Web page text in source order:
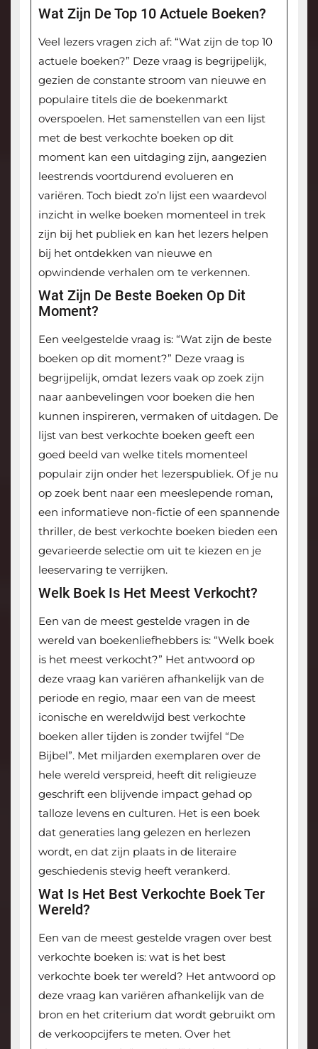
Wat Zijn De Top 10 Actuele Boeken?
Veel lezers vragen zich af: “Wat zijn de top 10
actuele boeken?” Deze vraag is begrijpelijk,
gezien de constante stroom van nieuwe en
populaire titels die de boekenmarkt
overspoelen. Het samenstellen van een lijst
met de best verkochte boeken op dit
moment kan een uitdaging zijn, aangezien
leestrends voortdurend evolueren en
variëren. Toch biedt zo’n lijst een waardevol
inzicht in welke boeken momenteel in trek
zijn bij het publiek en kan het lezers helpen
bij het ontdekken van nieuwe en
opwindende verhalen om te verkennen.
Wat Zijn De Beste Boeken Op Dit
Moment?
Een veelgestelde vraag is: “Wat zijn de beste
boeken op dit moment?” Deze vraag is
begrijpelijk, omdat lezers vaak op zoek zijn
naar aanbevelingen voor boeken die hen
kunnen inspireren, vermaken of uitdagen. De
lijst van best verkochte boeken geeft een
goed beeld van welke titels momenteel
populair zijn onder het lezerspubliek. Of je nu
op zoek bent naar een meeslepende roman,
een informatieve non-fictie of een spannende
thriller, de best verkochte boeken bieden een
gevarieerde selectie om uit te kiezen en je
leeservaring te verrijken.
Welk Boek Is Het Meest Verkocht?
Een van de meest gestelde vragen in de
wereld van boekenliefhebbers is: “Welk boek
is het meest verkocht?” Het antwoord op
deze vraag kan variëren afhankelijk van de
periode en regio, maar een van de meest
iconische en wereldwijd best verkochte
boeken aller tijden is zonder twijfel “De
Bijbel”. Met miljarden exemplaren over de
hele wereld verspreid, heeft dit religieuze
geschrift een blijvende impact gehad op
talloze levens en culturen. Het is een boek
dat generaties lang gelezen en herlezen
wordt, en dat zijn plaats in de literaire
geschiedenis stevig heeft verankerd.
Wat Is Het Best Verkochte Boek Ter
Wereld?
Een van de meest gestelde vragen over best
verkochte boeken is: wat is het best
verkochte boek ter wereld? Het antwoord op
deze vraag kan variëren afhankelijk van de
bron en het criterium dat wordt gebruikt om
de verkoopcijfers te meten. Over het